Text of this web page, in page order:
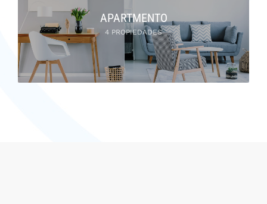
APARTMENTO
4 PROPIEDADES